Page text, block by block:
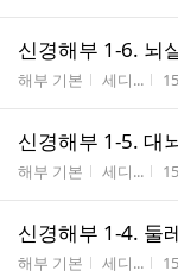
신경해부 1-6. 뇌
게시판명
해부 기본 작성자
세디...
신경해부 1-5. 대
게시판명
해부 기본 작성자
세디...
신경해부 1-4. 둘
게시판명
해부 기본 작성자
세디...